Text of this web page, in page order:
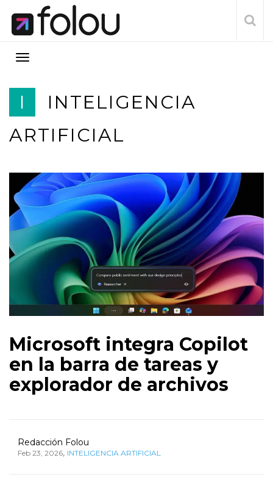
I
INTELIGENCIA
ARTIFICIAL
Microsoft integra Copilot
en la barra de tareas y
explorador de archivos
Redacción Folou
Feb 23, 2026, INTELIGENCIA ARTIFICIAL